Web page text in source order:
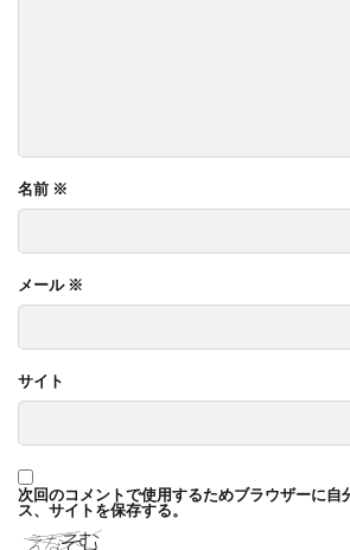
名前 ※
メール ※
サイト
次回のコメントで使用するためブラウザーに自
ス、サイトを保存する。